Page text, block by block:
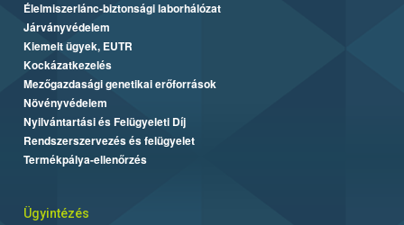
Élelmiszerlánc-biztonsági laborhálózat
Járványvédelem
Kiemelt ügyek, EUTR
Kockázatkezelés
Mezőgazdasági genetikai erőforrások
Növényvédelem
Nyilvántartási és Felügyeleti Díj
Rendszerszervezés és felügyelet
Termékpálya-ellenőrzés
Ügyintézés